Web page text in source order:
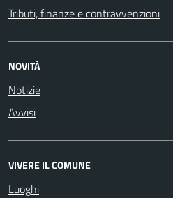
Tributi, finanze e contravvenzioni
NOVITÀ
Notizie
Avvisi
VIVERE IL COMUNE
Luoghi